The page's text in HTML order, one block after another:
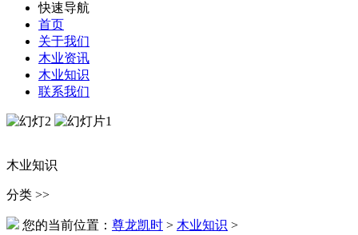
快速导航
首页
关于我们
木业资讯
木业知识
联系我们
木业知识
分类 >>
您的当前位置： 尊龙凯时 > 木业知识 >